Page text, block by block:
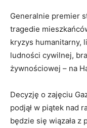
Generalnie premier
tragedie
kryzys humanitarny,
ludności cywilnej,
żywnościowej – na
Decyzję o zajęciu
podjął w piątek nad
będzie się wiązała z